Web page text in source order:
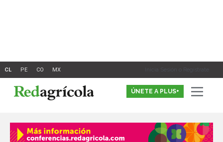
Inicia Sesión o Registrate
ÚNETE A PLUS+